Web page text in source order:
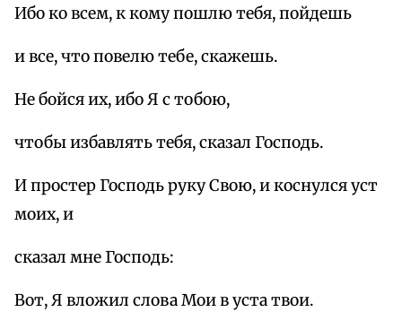
Ибо ко всем, к кому пошлю тебя, пойдешь
и все, что повелю тебе, скажешь.
Не бойся их, ибо Я с тобою,
чтобы избавлять тебя, сказал Господь.
И простер Господь руку Свою, и коснулся уст
моих, и
сказал мне Господь:
Вот, Я вложил слова Мои в уста твои.